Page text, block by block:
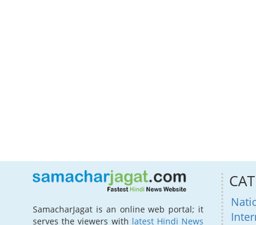
SamacharJagat is an online web portal; it
serves the viewers with latest Hindi News